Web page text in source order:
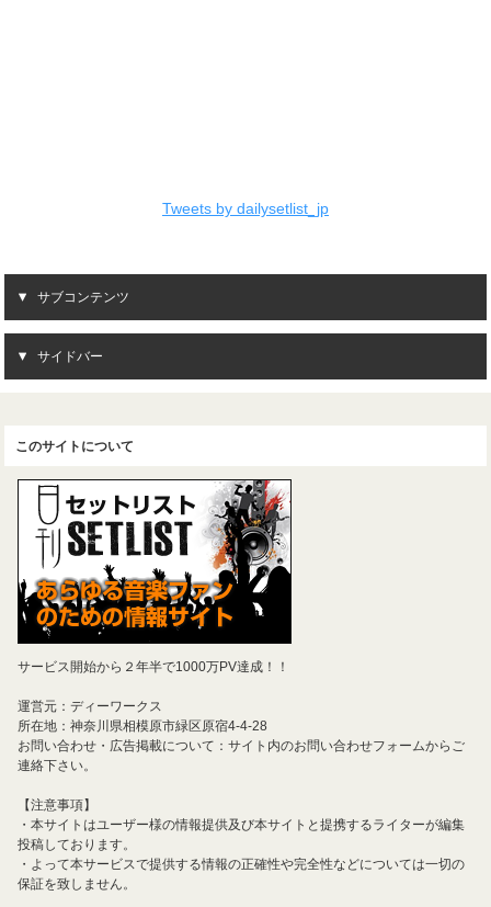
Tweets by dailysetlist_jp
サブコンテンツ
サイドバー
このサイトについて
サービス開始から２年半で1000万PV達成！！
運営元：ディーワークス
所在地：神奈川県相模原市緑区原宿4-4-28
お問い合わせ・広告掲載について：サイト内のお問い合わせフォームからご
連絡下さい。
【注意事項】
・本サイトはユーザー様の情報提供及び本サイトと提携するライターが編集
投稿しております。
・よって本サービスで提供する情報の正確性や完全性などについては一切の
保証を致しません。